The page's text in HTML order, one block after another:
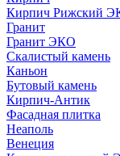
Кирпич Рижский
Гранит
Гранит ЭКО
Скалистый камень
Каньон
Бутовый камень
Кирпич-Антик
Фасадная плитка
Неаполь
Венеция